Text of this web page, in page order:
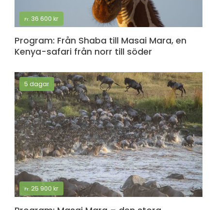
Fr. 36 600 kr
Program: Från Shaba till Masai Mara, en
Kenya-safari från norr till söder
5 dagar
Fr. 25 900 kr